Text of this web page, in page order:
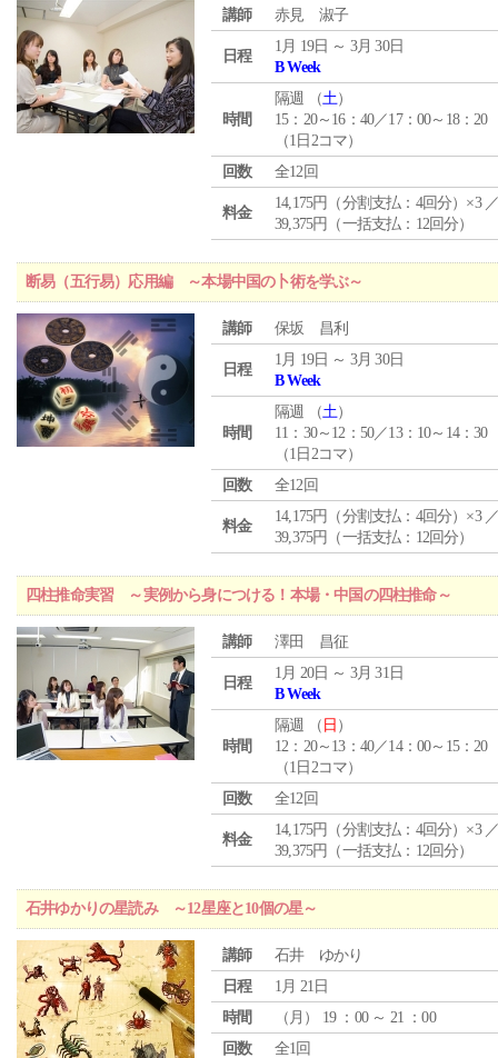
講師 赤見 淑子
日程
1月 19日 ～ 3月 30日
B Week
時間
隔週 （土）
15：20～16：40／17：00～18：20
（1日2コマ）
回数
全12回
料金
14,175円（分割支払：4回分）×3
39,375円（一括支払：12回分）
断易（五行易）応用編 ～本場中国の卜術を学ぶ～
講師 保坂 昌利
日程
1月 19日 ～ 3月 30日
B Week
時間
隔週 （土）
11：30～12：50／13：10～14：30
（1日2コマ）
回数
全12回
料金
14,175円（分割支払：4回分）×3
39,375円（一括支払：12回分）
四柱推命実習 ～実例から身につける！本場・中国の四柱推命～
講師 澤田 昌征
日程
1月 20日 ～ 3月 31日
B Week
時間
隔週 （ 日 ）
12：20～13：40／14：00～15：20
（1日2コマ）
回数
全12回
料金
14,175円（分割支払：4回分）×3
39,375円（一括支払：12回分）
石井ゆかりの星読み ～12星座と10個の星～
講師
石井 ゆかり
日程
1月 21日
時間
（ 月 ） 19 ：00 ～ 21 ：00
回数
全1回